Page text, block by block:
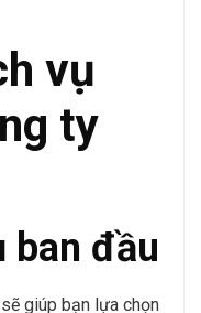
vụ
ty
ban đầu
giúp bạn lựa chọn